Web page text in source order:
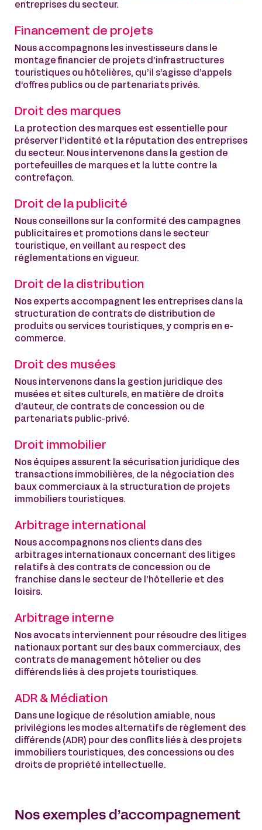
entreprises du secteur.
Financement de projets
Nous accompagnons les investisseurs dans le
montage financier de projets d’infrastructures
touristiques ou hôtelières, qu’il s’agisse d’appels
d’offres publics ou de partenariats privés.
Droit des marques
La protection des marques est essentielle pour
préserver l’identité et la réputation des entreprises
du secteur. Nous intervenons dans la gestion de
portefeuilles de marques et la lutte contre la
contrefaçon.
Droit de la publicité
Nous conseillons sur la conformité des campagnes
publicitaires et promotions dans le secteur
touristique, en veillant au respect des
réglementations en vigueur.
Droit de la distribution
Nos experts accompagnent les entreprises dans la
structuration de contrats de distribution de
produits ou services touristiques, y compris en e-
commerce.
Droit des musées
Nous intervenons dans la gestion juridique des
musées et sites culturels, en matière de droits
d’auteur, de contrats de concession ou de
partenariats public-privé.
Droit immobilier
Nos équipes assurent la sécurisation juridique des
transactions immobilières, de la négociation des
baux commerciaux à la structuration de projets
immobiliers touristiques.
Arbitrage international
Nous accompagnons nos clients dans des
arbitrages internationaux concernant des litiges
relatifs à des contrats de concession ou de
franchise dans le secteur de l’hôtellerie et des
loisirs.
Arbitrage interne
Nos avocats interviennent pour résoudre des litiges
nationaux portant sur des baux commerciaux, des
contrats de management hôtelier ou des
différends liés à des projets touristiques.
ADR & Médiation
Dans une logique de résolution amiable, nous
privilégions les modes alternatifs de règlement des
différends (ADR) pour des conflits liés à des projets
immobiliers touristiques, des concessions ou des
droits de propriété intellectuelle.
Nos exemples d’accompagnement